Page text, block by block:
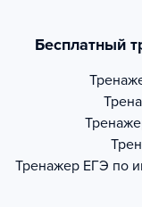
Бесплатный
Тренажер ЕГЭ по